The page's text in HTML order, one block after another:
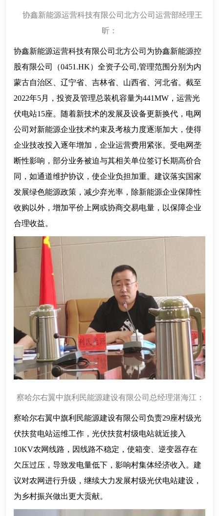
协鑫新能源运营科技有限公司北方公司运营部经理王
昕：
协鑫新能源运营科技有限公司北方公司为协鑫新能源控
股有限公司（0451.HK）全资子公司,管理范围分别为内
蒙古自治区、辽宁省、吉林省、山西省、河北省。截至
2022年5月，投资及管理总装机容量为441MW，运营光
伏电站15座。随着新技术的发展及设备更新换代，电网
公司对新能源企业技术约束及考核力度逐渐加大，使得
企业技改投入逐年增加，企业运营费用紧张。受电网垄
断性影响，部分业务被迫与其相关单位签订长期高价合
同，如通道维护协议，使企业负担加重。建议落实国家
发展绿色能源政策，减少弃光率，除新能源企业保障性
收购以外，增加平价上网或协商交易电量，以保障企业
合理收益。
察哈尔右翼中旗利民能源建设有限公司总经理湛海江：
察哈尔右翼中旗利民能源建设有限公司负责29座村级光
伏扶贫电站运维工作，光伏扶贫村级电站就近接入
10KV农网线路，因线路不稳定，使箱变、逆变器存在
欠压过压，导致发电量低下，影响村集体经济收入。建
议对农网进行升级，继续大力发展村级光伏电站建设，
为乡村振兴做出更大贡献。